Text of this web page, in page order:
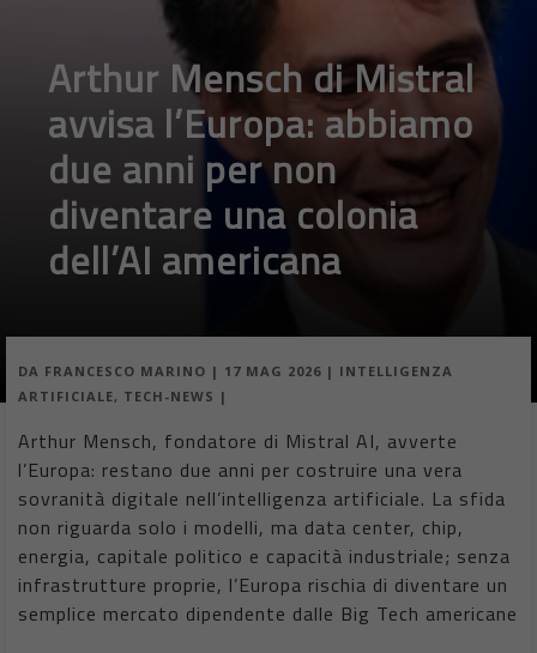
Arthur Mensch di Mistral
avvisa l’Europa: abbiamo
due anni per non
diventare una colonia
dell’AI americana
DA FRANCESCO MARINO | 17 MAG 2026 | INTELLIGENZA
ARTIFICIALE, TECH-NEWS |
Arthur Mensch, fondatore di Mistral AI, avverte
l’Europa: restano due anni per costruire una vera
sovranità digitale nell’intelligenza artificiale. La sfida
non riguarda solo i modelli, ma data center, chip,
energia, capitale politico e capacità industriale; senza
infrastrutture proprie, l’Europa rischia di diventare un
semplice mercato dipendente dalle Big Tech americane